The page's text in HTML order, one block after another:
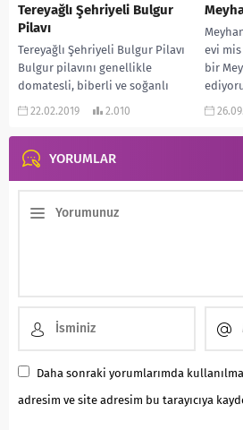
Tereyağlı Şehriyeli Bulgur
Pilavı
Tereyağlı Şehriyeli Bulgur Pilavı
Bulgur pilavını genellikle
domatesli, biberli ve soğanlı
yapıyoruz. Bu gün sizlere farklı ve
22.02.2019 2.010
evi
bir
YORUMLAR
Daha sonraki yorumlarımda
adresim ve site adresim bu tarayıcıya